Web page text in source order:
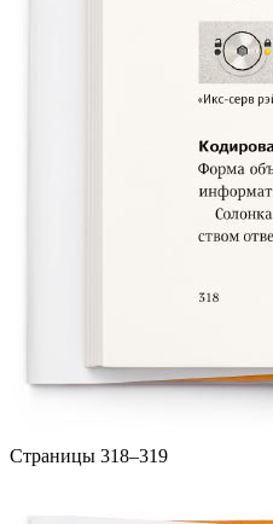
Страницы 318–319